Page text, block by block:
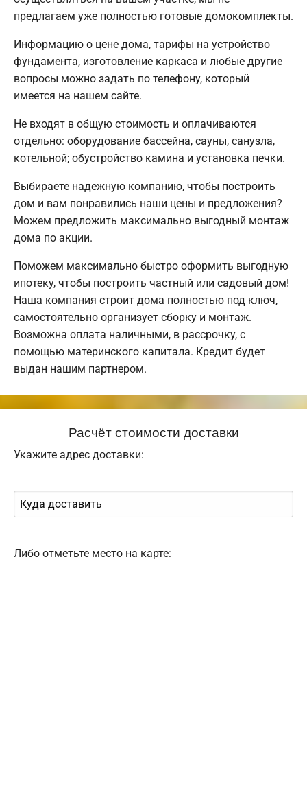
предлагаем уже полностью готовые домокомплекты.
Информацию о цене дома, тарифы на устройство
фундамента, изготовление каркаса и любые другие
вопросы можно задать по телефону, который
имеется на нашем сайте.
Не входят в общую стоимость и оплачиваются
отдельно: оборудование бассейна, сауны, санузла,
котельной; обустройство камина и установка печки.
Выбираете надежную компанию, чтобы построить
дом и вам понравились наши цены и предложения?
Можем предложить максимально выгодный монтаж
дома по акции.
Поможем максимально быстро оформить выгодную
ипотеку, чтобы построить частный или садовый дом!
Наша компания строит дома полностью под ключ,
самостоятельно организует сборку и монтаж.
Возможна оплата наличными, в рассрочку, с
помощью материнского капитала. Кредит будет
выдан нашим партнером.
Расчёт стоимости доставки
Укажите адрес доставки:
Либо отметьте место на карте: